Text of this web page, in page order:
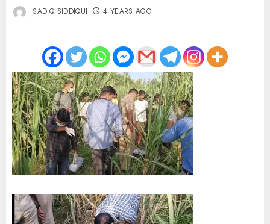
SADIQ SIDDIQUI 4 YEARS AGO